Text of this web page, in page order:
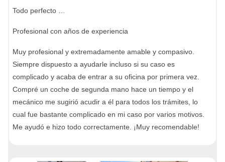
Todo perfecto …
Profesional con años de experiencia
Muy profesional y extremadamente amable y compasivo.
Siempre dispuesto a ayudarle incluso si su caso es
complicado y acaba de entrar a su oficina por primera vez.
Compré un coche de segunda mano hace un tiempo y el
mecánico me sugirió acudir a él para todos los trámites, lo
cual fue bastante complicado en mi caso por varios motivos.
Me ayudó e hizo todo correctamente. ¡Muy recomendable!